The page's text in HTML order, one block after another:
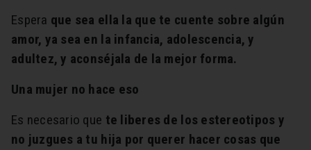
Espera que sea ella la que te cuente sobre algún
amor, ya sea en la infancia, adolescencia, y
adultez, y aconséjala de la mejor forma.
Una mujer no hace eso
Es necesario que te liberes de los estereotipos y
no juzgues a tu hija por querer hacer cosas que